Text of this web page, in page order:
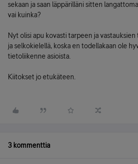
sekaan ja saan läppärilläni sitten
vai kuinka?
Nyt olisi apu kovasti tarpeen ja vastauksien
ja selkokielellä, koska en todellakaan ole
tietoliikenne asioista.
Kiitokset jo etukäteen.
3 kommenttia